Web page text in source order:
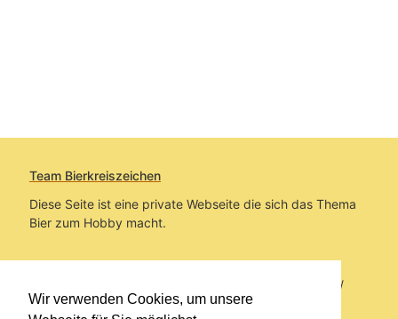
Wir verwenden Cookies, um unsere
Team Bierkreiszeichen
Diese Seite ist eine private Webseite die sich das Thema
Bier zum Hobby macht.
Sie befinden sich auf https://www.bierkreiszeichen.at/